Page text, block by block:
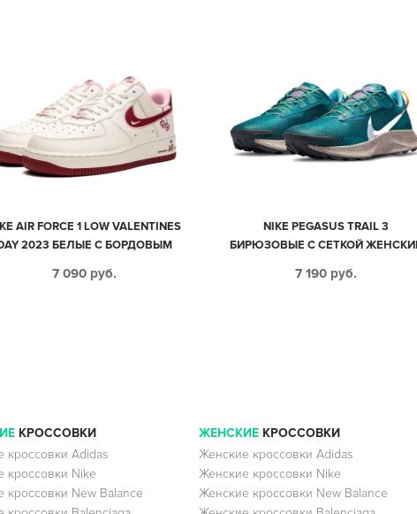
AIR FORCE 1 LOW VALENTINES
2023 БЕЛЫЕ С БОРДОВЫМ
7 090 руб.
NIKE PEGASUS TRAIL 3
БИРЮЗОВЫЕ С СЕТКОЙ
7 190 руб.
КРОССОВКИ
кроссовки Adidas
кроссовки Nike
кроссовки New Balance
ЖЕНСКИЕКРОССОВКИ
Женские кроссовки Adidas
Женские кроссовки Nike
Женские кроссовки New Balance